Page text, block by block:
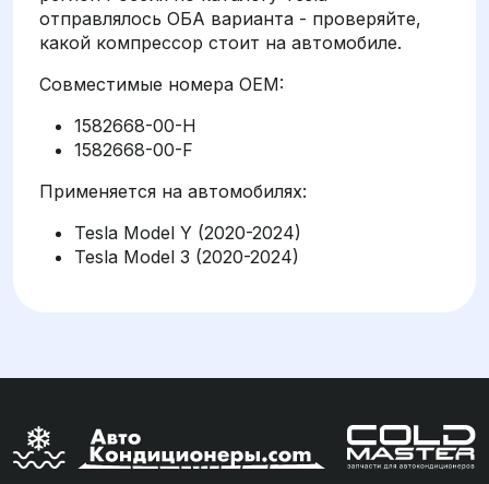
отправлялось ОБА варианта - проверяйте,
какой компрессор стоит на автомобиле.
Совместимые номера OEM:
1582668-00-H
1582668-00-F
Применяется на автомобилях:
Tesla Model Y (2020-2024)
Tesla Model 3 (2020-2024)